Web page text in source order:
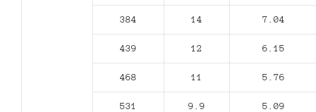
384 14 7.04
439 12 6.15
468 11 5.76
531 9.9 5.09